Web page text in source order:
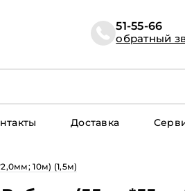
51-55-66
обратный
Доставка
10м) (1,5м)